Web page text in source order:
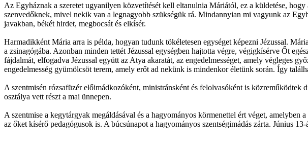
Az Egyháznak a szeretet ugyanilyen közvetítését kell eltanulnia Máriától, ez a küldetése,
szenvedőknek, mivel nekik van a legnagyobb szükségük rá. Mindannyian mi vagyunk az
javakban, békét hirdet, megbocsát és elkísér.
Harmadikként Mária arra is példa, hogyan tudunk tökéletesen egységet képezni Jézussal.
a zsinagógába. Azonban minden tettét Jézussal egységben hajtotta végre, végigkísérve Őt
fájdalmát, elfogadva Jézussal együtt az Atya akaratát, az engedelmességet, amely végleges
engedelmesség gyümölcsöt terem, amely erőt ad nekünk is mindenkor életünk során. Így
A szentmisén rózsafüzér előimádkozóként, ministránsként és felolvasóként is
osztálya vett részt a mai ünnepen.
A szentmise a kegytárgyak megáldásával és a hagyományos körmenettel ért véget,
az őket kísérő pedagógusok is. A búcsúnapot a hagyományos szentségimádás zárta. Június